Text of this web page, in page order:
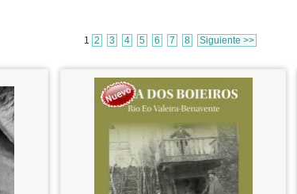
1 2 3 4 5 6 7 8 Siguiente >>